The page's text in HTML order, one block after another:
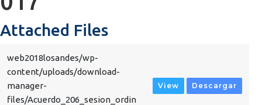
Attached Files
web2018losandes/wp-
content/uploads/download-
manager-
files/Acuerdo_206_sesion_ordin
View Descargar